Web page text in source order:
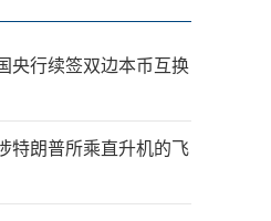
央行续签双边本币互换
特朗普所乘直升机的飞